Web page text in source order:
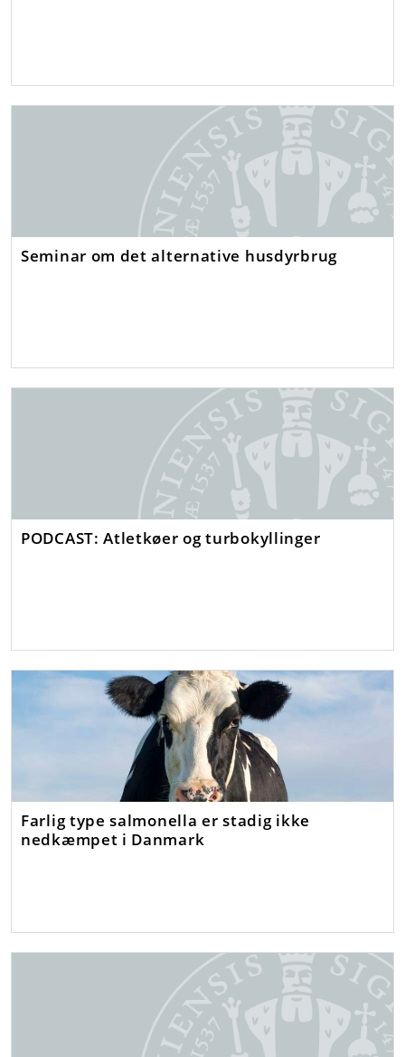
Seminar om det alternative husdyrbrug
PODCAST: Atletkøer og turbokyllinger
Farlig type salmonella er stadig ikke
nedkæmpet i Danmark